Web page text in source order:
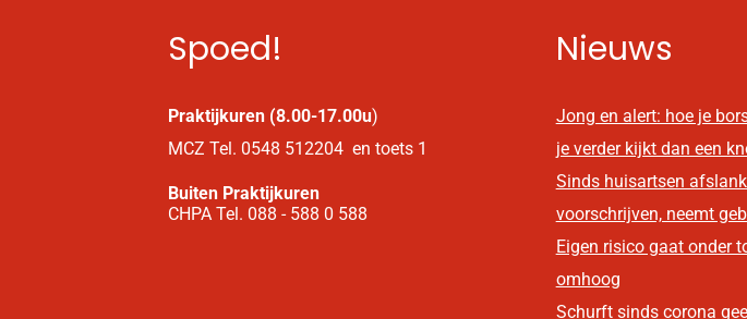
Spoed!
Praktijkuren (8.00-17.00u)
MCZ Tel. 0548 512204 en toets 1
Buiten Praktijkuren
CHPA Tel. 088 - 588 0 588
Nieuws
Jong en alert: hoe je
je verder kijkt dan een
Sinds huisartsen
voorschrijven, neemt
Eigen risico gaat onder
omhoog
Schurft sinds corona